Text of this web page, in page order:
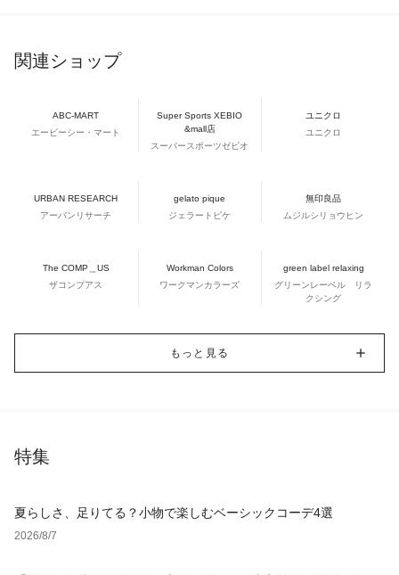
関連ショップ
ABC-MART
エービーシー・マート
Super Sports XEBIO
&mall店
スーパースポーツゼビオ
ユニクロ
ユニクロ
URBAN RESEARCH
アーバンリサーチ
gelato pique
ジェラートピケ
無印良品
ムジルシリョウヒン
The COMP＿US
ザコンプアス
Workman Colors
ワークマンカラーズ
green label relaxing
グリーンレーベル リラ
クシング
もっと見る
特集
夏らしさ、足りてる？小物で楽しむベーシックコーデ4選
2026/8/7